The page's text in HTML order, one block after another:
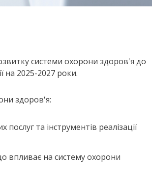
системи охорони здоров'я до
на 2025-2027 роки.
здоров'я:
та інструментів реалізації
впливає на систему охорони